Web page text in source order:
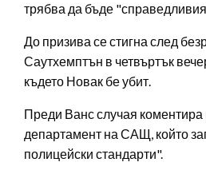
трябва да бъде
До призива се стигна след
Саутхемптън в четвъртък
където Новак бе убит.
Преди Ванс случая
департамент на САЩ, който
полицейски стандарти".